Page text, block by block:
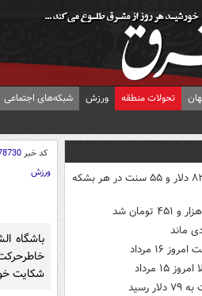
تحولات منطقه ورزش شبکه‌های اجتماعی
قیمت نفت به ۸۳ دلار و ۵۵ سنت در هر بشکه
ماند
۱۶ مرداد
مرداد
رسید
کد خبر
ورزش
باشگاه
شکایت